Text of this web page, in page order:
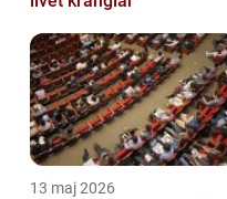
13 maj 2026